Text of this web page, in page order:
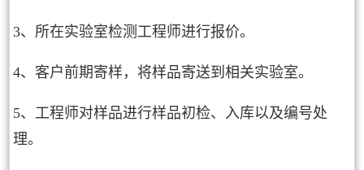
3、所在实验室检测工程师进行报价。
4、客户前期寄样，将样品寄送到相关实验室。
5、工程师对样品进行样品初检、入库以及编号处
理。